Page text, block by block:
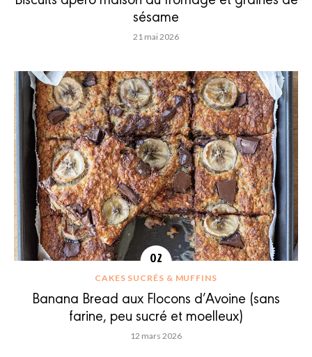
sésame
21 mai 2026
CAKES SUCRÉS & MUFFINS
Banana Bread aux Flocons d’Avoine (sans
farine, peu sucré et moelleux)
12 mars 2026